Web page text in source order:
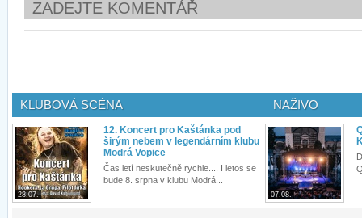
ZADEJTE KOMENTÁŘ
KLUBOVÁ SCÉNA
28.07.
12. Koncert pro Kaštánka pod
širým nebem v legendárním klubu
Modrá Vopice
Čas letí neskutečně rychle.... I letos se
bude 8. srpna v klubu Modrá...
NAŽIVO
07.08.